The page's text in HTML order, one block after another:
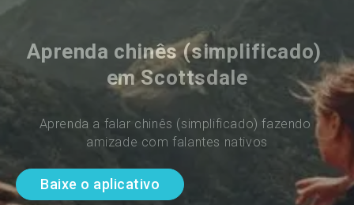
Aprenda chinês (simplificado)
em Scottsdale
Aprenda a falar chinês (simplificado) fazendo
amizade com falantes nativos
Baixe o aplicativo